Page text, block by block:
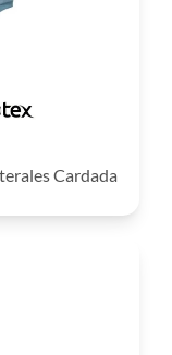
Cardada